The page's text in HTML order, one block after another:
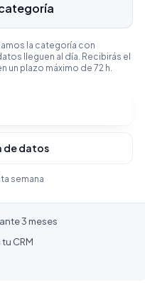
la categoría con
lleguen al día. Recibirás el
un plazo máximo de 72 h.
de datos
semana
3 meses
CRM